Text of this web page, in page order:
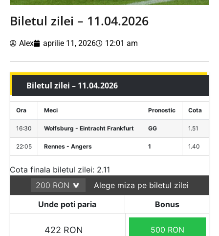
Biletul zilei – 11.04.2026
Alex aprilie 11, 2026 12:01 am
Biletul zilei – 11.04.2026
Ora Meci Pronostic Cota
16:30 Wolfsburg - Eintracht Frankfurt GG 1.51
22:05 Rennes - Angers 1 1.40
Cota finala biletul zilei: 2.11
Alege miza pe biletul zilei
Unde poti paria
Bonus
422 RON 500 RON